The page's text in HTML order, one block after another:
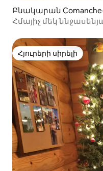
Բնակարան
Հմայիչ մեկ
Հյուրերի սիրելի
Հյուրերի սիրելի